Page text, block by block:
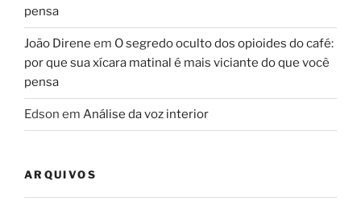
pensa
João Direne em O segredo oculto dos opioides do café:
por que sua xícara matinal é mais viciante do que você
pensa
Edson em Análise da voz interior
ARQUIVOS